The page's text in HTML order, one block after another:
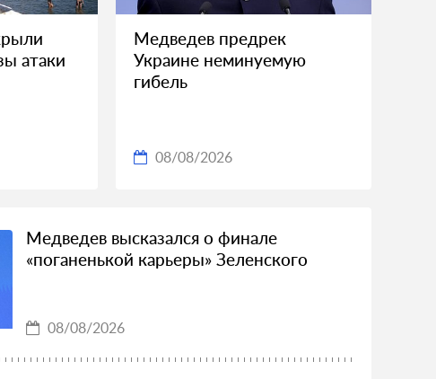
атаки
Медведев предрек
Украине неминуемую
гибель
08/08/2026
Медведев высказался о финале
«поганенькой карьеры» Зеленского
08/08/2026